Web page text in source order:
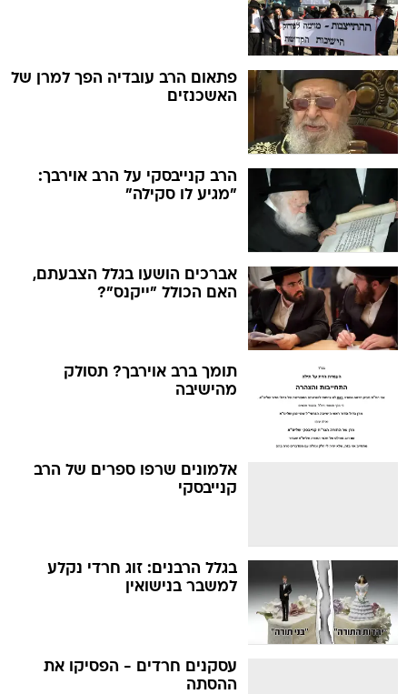
פתאום הרב עובדיה הפך למרן של
האשכנזים
הרב קנייבסקי על הרב אוירבך:
"מגיע לו סקילה"
אברכים הושעו בגלל הצבעתם,
האם הכולל "ייקנס"?
תומך ברב אוירבך? תסולק
מהישיבה
אלמונים שרפו ספרים של הרב
קנייבסקי
בגלל הרבנים: זוג חרדי נקלע
למשבר בנישואין
עסקנים חרדים - הפסיקו את
ההסתה